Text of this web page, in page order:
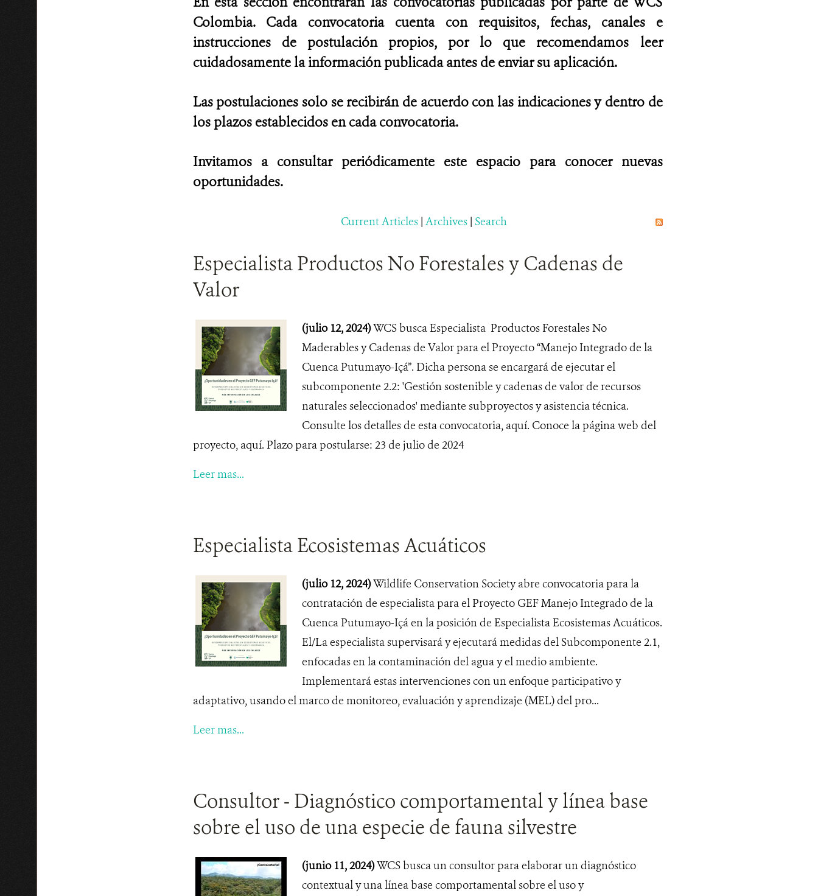
Colombia. Cada convocatoria cuenta con requisitos, fechas, canales e
instrucciones de postulación propios, por lo que recomendamos leer
cuidadosamente la información publicada antes de enviar su aplicación.
Las postulaciones solo se recibirán de acuerdo con las indicaciones y dentro de
los plazos establecidos en cada convocatoria.
Invitamos a consultar periódicamente este espacio para conocer nuevas
oportunidades.
Current Articles | Archives | Search
Especialista Productos No Forestales y Cadenas de
Valor
(julio 12, 2024)WCS busca Especialista Productos Forestales No
Maderables y Cadenas de Valor para el Proyecto “Manejo Integrado de la
Cuenca Putumayo-Içá”. Dicha persona se encargará de ejecutar el
subcomponente 2.2: 'Gestión sostenible y cadenas de valor de recursos
naturales seleccionados' mediante subproyectos y asistencia técnica.
Consulte los detalles de esta convocatoria, aquí. Conoce la página web del
proyecto, aquí. Plazo para postularse: 23 de julio de 2024
Leer mas...
Especialista Ecosistemas Acuáticos
(julio 12, 2024)Wildlife Conservation Society abre convocatoria para la
contratación de especialista para el Proyecto GEF Manejo Integrado de la
Cuenca Putumayo-Içá en la posición de Especialista Ecosistemas Acuáticos.
El/La especialista supervisará y ejecutará medidas del Subcomponente 2.1,
enfocadas en la contaminación del agua y el medio ambiente.
Implementará estas intervenciones con un enfoque participativo y
adaptativo, usando el marco de monitoreo, evaluación y aprendizaje (MEL) del pro...
Leer mas...
Consultor - Diagnóstico comportamental y línea base
sobre el uso de una especie de fauna silvestre
(junio 11, 2024)WCS busca un consultor para elaborar un diagnóstico
contextual y una línea base comportamental sobre el uso y